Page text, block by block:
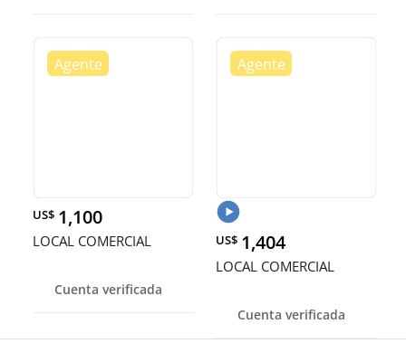
US$ 1,100
LOCAL COMERCIAL
Cuenta verificada
US$ 1,404
LOCAL COMERCIAL
Cuenta verificada